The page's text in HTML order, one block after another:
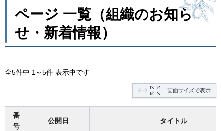
ページ 一覧（組織のお知ら
せ・新着情報）
全5件中 1～5件 表示中です
画面サイズで表示
番
号
公開日 タイトル